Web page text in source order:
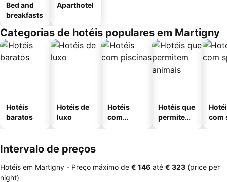
Bed and
breakfasts
Aparthotel
Categorias de hotéis populares em Martigny
Hotéis
baratos
Hotéis de
luxo
Hotéis
com
Hotéis que
permitem
com
Intervalo de preços
Hotéis em Martigny - Preço máximo de ‎€ 146 até ‎€ 323 (price per
night)